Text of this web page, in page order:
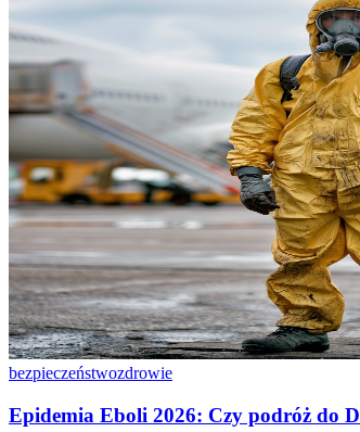
bezpieczeństwozdrowie
Epidemia Eboli 2026: Czy podróż do